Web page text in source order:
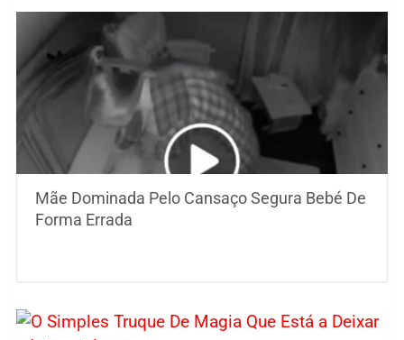
Mãe Dominada Pelo Cansaço Segura Bebé De
Forma Errada